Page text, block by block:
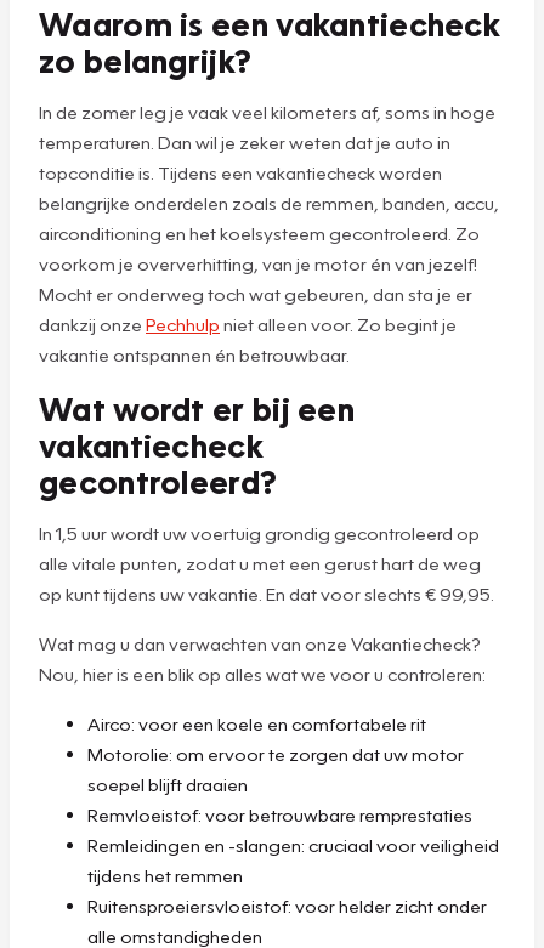
Waarom is een vakantiecheck
zo belangrijk?
In de zomer leg je vaak veel kilometers af, soms in hoge
temperaturen. Dan wil je zeker weten dat je auto in
topconditie is. Tijdens een vakantiecheck worden
belangrijke onderdelen zoals de remmen, banden, accu,
airconditioning en het koelsysteem gecontroleerd. Zo
voorkom je oververhitting, van je motor én van jezelf!
Mocht er onderweg toch wat gebeuren, dan sta je er
dankzij onze Pechhulp niet alleen voor. Zo begint je
vakantie ontspannen én betrouwbaar.
Wat wordt er bij een
vakantiecheck
gecontroleerd?
In 1,5 uur wordt uw voertuig grondig gecontroleerd op
alle vitale punten, zodat u met een gerust hart de weg
op kunt tijdens uw vakantie. En dat voor slechts € 99,95.
Wat mag u dan verwachten van onze Vakantiecheck?
Nou, hier is een blik op alles wat we voor u controleren:
Airco: voor een koele en comfortabele rit
Motorolie: om ervoor te zorgen dat uw motor
soepel blijft draaien
Remvloeistof: voor betrouwbare remprestaties
Remleidingen en -slangen: cruciaal voor veiligheid
tijdens het remmen
Ruitensproeiersvloeistof: voor helder zicht onder
alle omstandigheden